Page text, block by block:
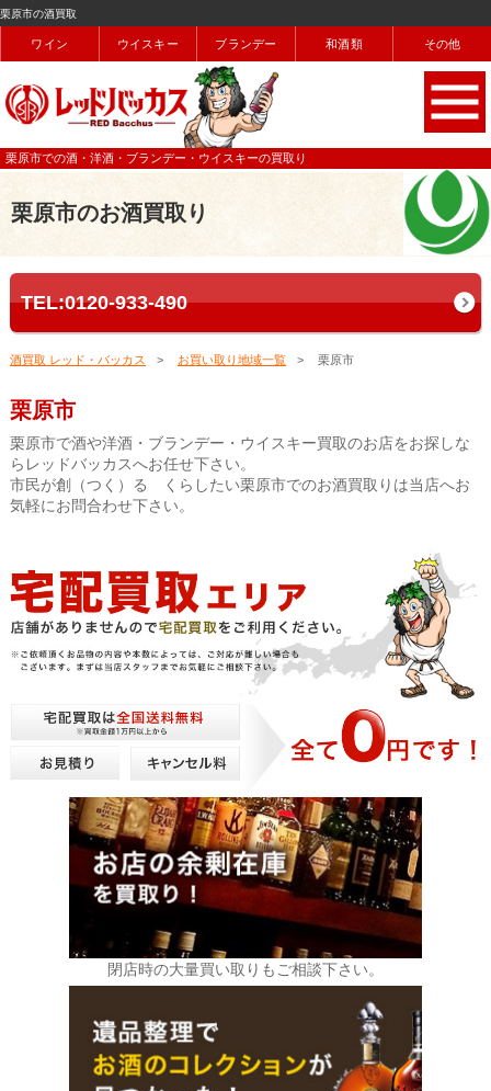
栗原市の酒買取
ワイン ウイスキー ブランデー 和酒類 その他
栗原市での酒・洋酒・ブランデー・ウイスキーの買取り
栗原市のお酒買取り
TEL:0120-933-490
酒買取 レッド・バッカス お買い取り地域一覧 栗原市
栗原市
栗原市で酒や洋酒・ブランデー・ウイスキー買取のお店をお探しな
らレッドバッカスへお任せ下さい。
市民が創（つく）る くらしたい栗原市でのお酒買取りは当店へお
気軽にお問合わせ下さい。
閉店時の大量買い取りもご相談下さい。